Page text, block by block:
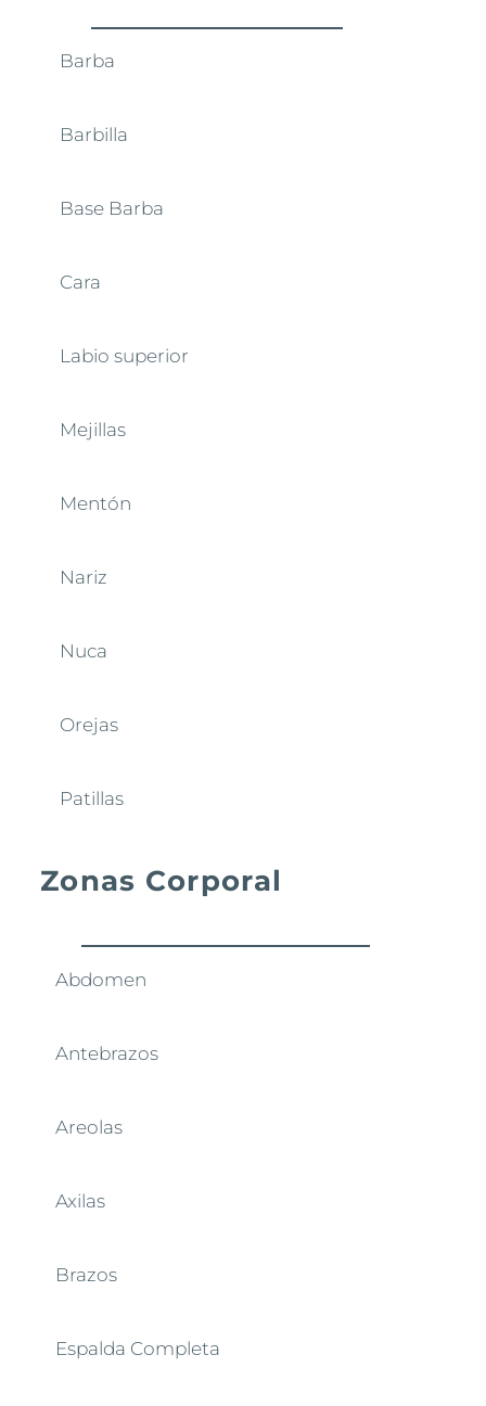
Barba
Barbilla
Base Barba
Cara
Labio superior
Mejillas
Mentón
Nariz
Nuca
Orejas
Patillas
Zonas Corporal
Abdomen
Antebrazos
Areolas
Axilas
Brazos
Espalda Completa